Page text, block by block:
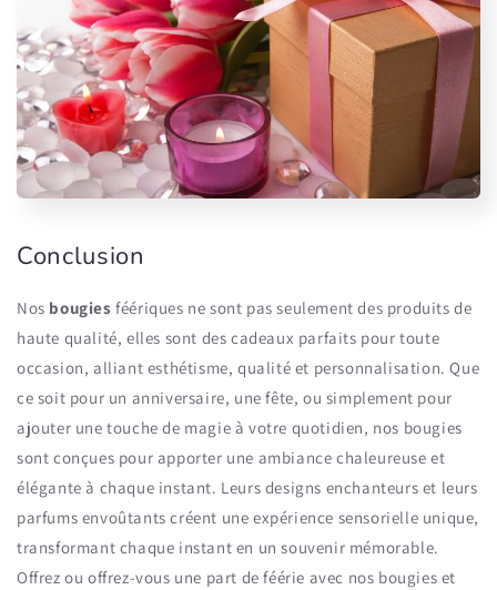
Conclusion
Nos bougies féériques ne sont pas seulement des produits de
haute qualité, elles sont des cadeaux parfaits pour toute
occasion, alliant esthétisme, qualité et personnalisation. Que
ce soit pour un anniversaire, une fête, ou simplement pour
ajouter une touche de magie à votre quotidien, nos bougies
sont conçues pour apporter une ambiance chaleureuse et
élégante à chaque instant. Leurs designs enchanteurs et leurs
parfums envoûtants créent une expérience sensorielle unique,
transformant chaque instant en un souvenir mémorable.
Offrez ou offrez-vous une part de féérie avec nos bougies et